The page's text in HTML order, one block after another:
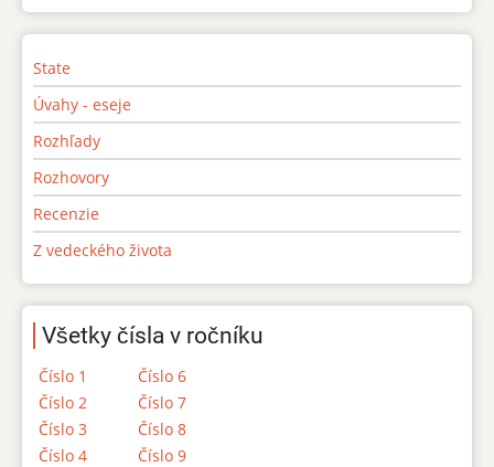
State
Úvahy - eseje
Rozhľady
Rozhovory
Recenzie
Z vedeckého života
Všetky čísla v ročníku
Číslo 1
Číslo 2
Číslo 3
Číslo 4
Číslo 6
Číslo 7
Číslo 8
Číslo 9